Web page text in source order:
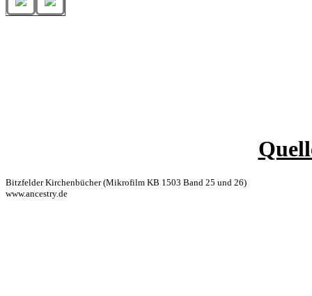
Bitzfelder Kirchenbücher (Mikrofilm KB 1503 Band 25 und 26)
www.ancestry.de